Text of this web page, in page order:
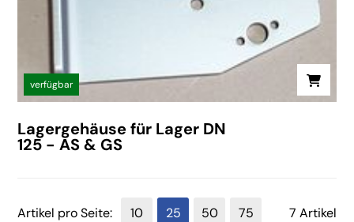
verfügbar
Lagergehäuse für Lager DN
125 - AS & GS
7 Artikel
Artikel pro Seite: 10 25 50 75